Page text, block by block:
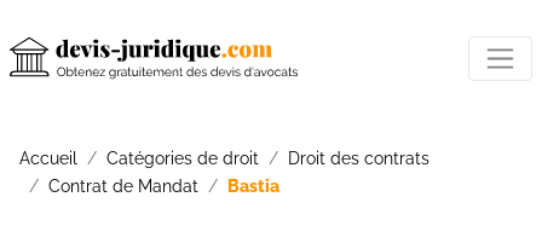
Accueil Catégories de droit
Droit des contrats
Contrat de Mandat
Bastia